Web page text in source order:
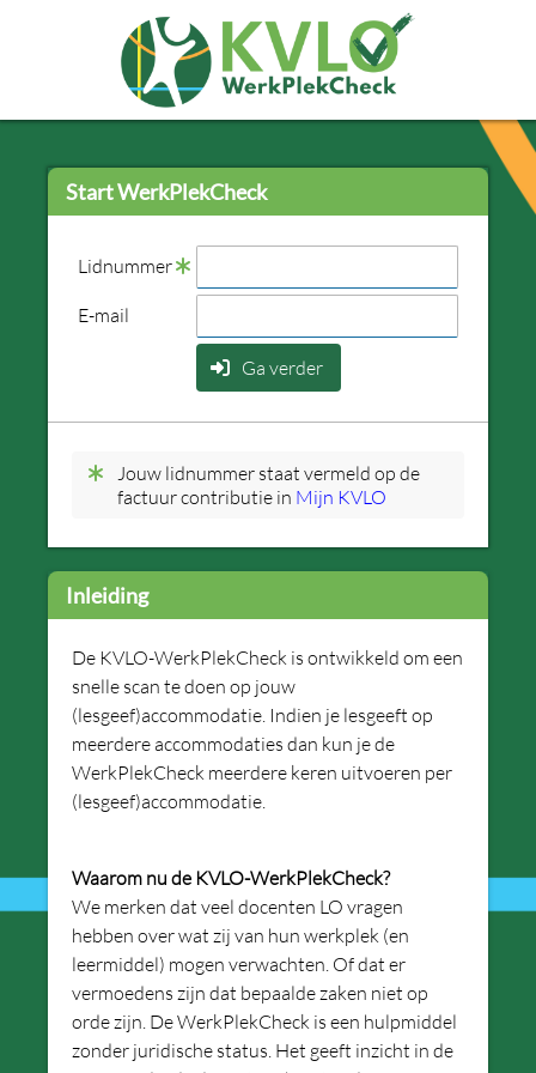
Start WerkPlekCheck
Lidnummer
E-mail
Ga verder
Jouw lidnummer staat vermeld op de
factuur contributie in Mijn KVLO
Inleiding
De KVLO-WerkPlekCheck is ontwikkeld om een
snelle scan te doen op jouw
(lesgeef)accommodatie. Indien je lesgeeft op
meerdere accommodaties dan kun je de
WerkPlekCheck meerdere keren uitvoeren per
(lesgeef)accommodatie.
Waarom nu de KVLO-WerkPlekCheck?
We merken dat veel docenten LO vragen
hebben over wat zij van hun werkplek (en
leermiddel) mogen verwachten. Of dat er
vermoedens zijn dat bepaalde zaken niet op
orde zijn. De WerkPlekCheck is een hulpmiddel
zonder juridische status. Het geeft inzicht in de